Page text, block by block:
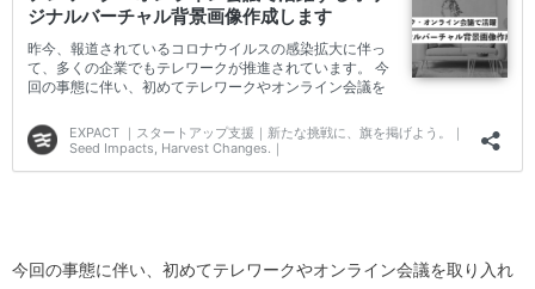
今回の事態に伴い、初めてテレワークやオンライン会議を取り入れ